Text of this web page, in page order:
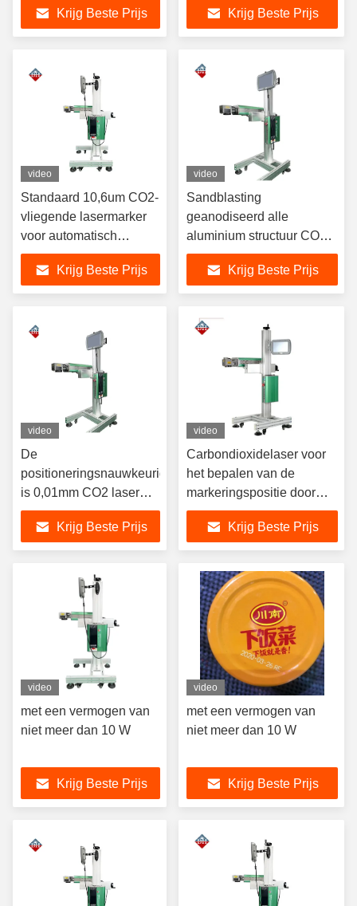
Krijg Beste Prijs
Krijg Beste Prijs
video
Standaard 10,6um CO2-
vliegende lasermarker
voor automatisch
seriënummer- en
batchnummerdrukken
Krijg Beste Prijs
video
Sandblasting
geanodiseerd alle
aluminium structuur CO2
vliegende laser markering
machineKrijg Beste Prijs
video
De
positioneringsnauwkeurigheid
is 0,01mm CO2 laser
markering machine,
markering bereik is
110×110mm
Krijg Beste Prijs
video
Carbondioxidelaser voor
het bepalen van de
markeringspositie door
middel van
roodlichtfocuspositie
Krijg Beste Prijs
video
met een vermogen van
niet meer dan 10 W
Krijg Beste Prijs
video
met een vermogen van
niet meer dan 10 W
Krijg Beste Prijs